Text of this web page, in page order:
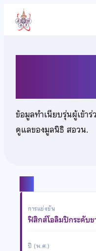
เนื้อหา
ข้อมูลทำเนียบรุ่นผู้เข้า
ดูแลของมูลนิธิ สอวน.
การแข่งขัน
ฟิสิกส์โอลิมปิกระดับช
ปี (พ.ศ.)